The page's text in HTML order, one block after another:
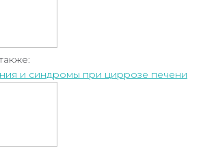
и синдромы при циррозе печени